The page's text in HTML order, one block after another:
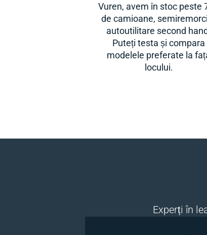
Vuren, avem în stoc peste
de camioane,
autoutilitare second
Puteți testa și compara
modelele preferate la
locului.
Experți în